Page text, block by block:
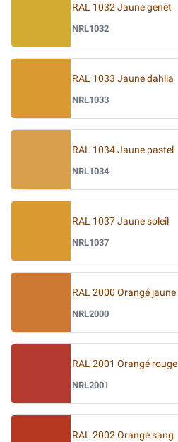
RAL 1032 Jaune genêt
NRL1032
RAL 1033 Jaune dahlia
NRL1033
RAL 1034 Jaune pastel
NRL1034
RAL 1037 Jaune soleil
NRL1037
RAL 2000 Orangé jaune
NRL2000
RAL 2001 Orangé rouge
NRL2001
RAL 2002 Orangé sang